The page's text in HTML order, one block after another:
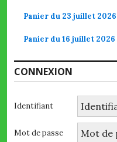
Panier du 23 juillet 2026
Panier du 16 juillet 2026
CONNEXION
Identifiant
Mot de passe